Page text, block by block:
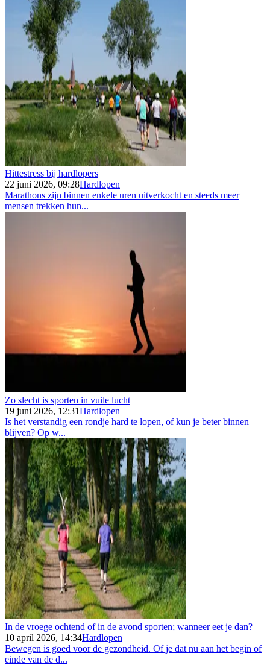
Hittestress bij hardlopers
22 juni 2026, 09:28Hardlopen
Marathons zijn binnen enkele uren uitverkocht en steeds meer
mensen trekken hun...
Zo slecht is sporten in vuile lucht
19 juni 2026, 12:31Hardlopen
Is het verstandig een rondje hard te lopen, of kun je beter binnen
blijven? Op w...
In de vroege ochtend of in de avond sporten; wanneer eet je dan?
10 april 2026, 14:34Hardlopen
Bewegen is goed voor de gezondheid. Of je dat nu aan het begin of
einde van de d...